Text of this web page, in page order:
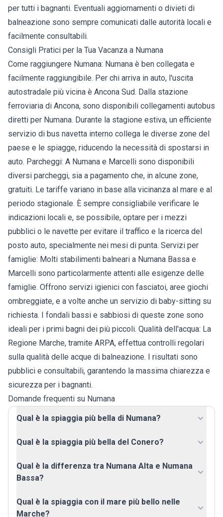
per tutti i bagnanti. Eventuali aggiornamenti o divieti di
balneazione sono sempre comunicati dalle autorità locali e
facilmente consultabili.
Consigli Pratici per la Tua Vacanza a Numana
Come raggiungere Numana: Numana è ben collegata e
facilmente raggiungibile. Per chi arriva in auto, l'uscita
autostradale più vicina è Ancona Sud. Dalla stazione
ferroviaria di Ancona, sono disponibili collegamenti autobus
diretti per Numana. Durante la stagione estiva, un efficiente
servizio di bus navetta interno collega le diverse zone del
paese e le spiagge, riducendo la necessità di spostarsi in
auto. Parcheggi: A Numana e Marcelli sono disponibili
diversi parcheggi, sia a pagamento che, in alcune zone,
gratuiti. Le tariffe variano in base alla vicinanza al mare e al
periodo stagionale. È sempre consigliabile verificare le
indicazioni locali e, se possibile, optare per i mezzi
pubblici o le navette per evitare il traffico e la ricerca del
posto auto, specialmente nei mesi di punta. Servizi per
famiglie: Molti stabilimenti balneari a Numana Bassa e
Marcelli sono particolarmente attenti alle esigenze delle
famiglie. Offrono servizi igienici con fasciatoi, aree giochi
ombreggiate, e a volte anche un servizio di baby-sitting su
richiesta. I fondali bassi e sabbiosi di queste zone sono
ideali per i primi bagni dei più piccoli. Qualità dell'acqua: La
Regione Marche, tramite ARPA, effettua controlli regolari
sulla qualità delle acque di balneazione. I risultati sono
pubblici e consultabili, garantendo la massima chiarezza e
sicurezza per i bagnanti.
Domande frequenti su Numana
Qual è la spiaggia più bella di Numana?
Qual è la spiaggia più bella del Conero?
Qual è la differenza tra Numana Alta e Numana
Bassa?
Qual è la spiaggia con il mare più bello nelle
Marche?